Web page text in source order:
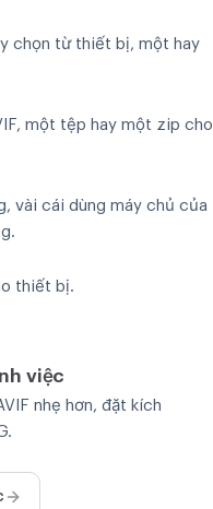
chọn từ thiết bị, một hay
một tệp hay một zip cho
vài cái dùng máy chủ của
thiết bị.
việc
nhẹ hơn, đặt kích